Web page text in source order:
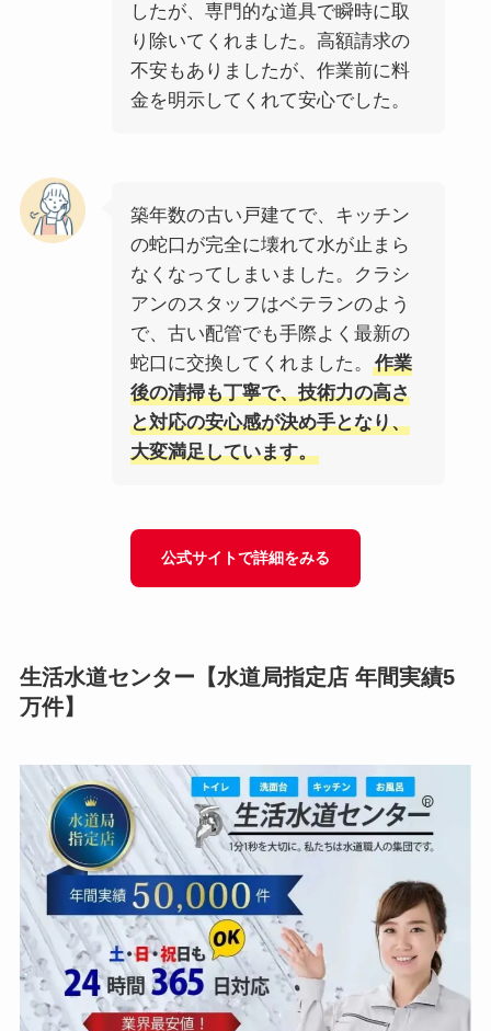
したが、専門的な道具で瞬時に取
り除いてくれました。高額請求の
不安もありましたが、作業前に料
金を明示してくれて安心でした。
築年数の古い戸建てで、キッチン
の蛇口が完全に壊れて水が止まら
なくなってしまいました。クラシ
アンのスタッフはベテランのよう
で、古い配管でも手際よく最新の
蛇口に交換してくれました。
作業
後の清掃も丁寧で、技術力の高さ
と対応の安心感が決め手となり、
大変満足しています。
公式サイトで詳細をみる
生活水道センター 【水道局指定店 年間実績5
万件】